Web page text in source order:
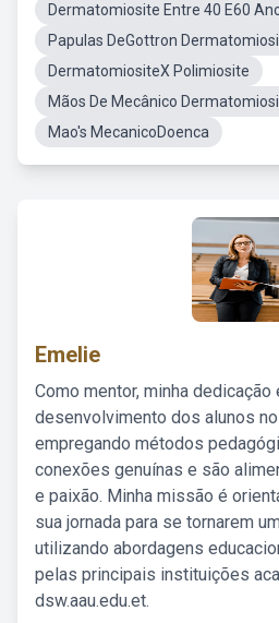
Dermatomiosite Entre 40 E60
Papulas DeGottron
DermatomiositeX Polimiosite
Mãos De Mecânico
Mao's MecanicoDoenca
Emelie
Como mentor, minha dedicação
desenvolvimento dos alunos
empregando métodos
conexões genuínas e são
e paixão. Minha missão é
sua jornada para se tornarem
utilizando abordagens
pelas principais instituições
dsw.aau.edu.et.